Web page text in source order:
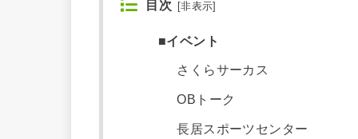
目次 [非表示]
■イベント
さくらサーカス
OBトーク
長居スポーツセンター